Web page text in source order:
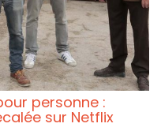
personne :
sur Netflix